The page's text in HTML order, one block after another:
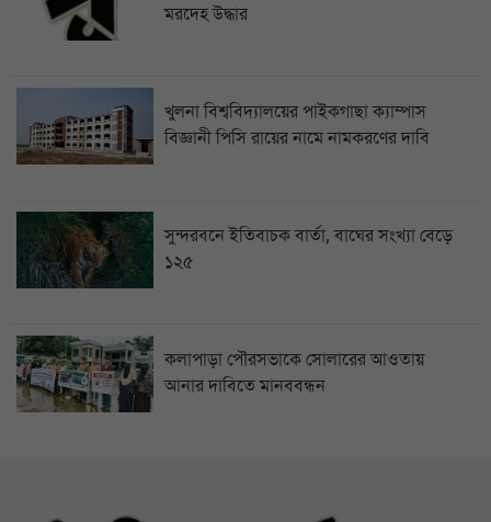
মরদেহ উদ্ধার
খুলনা বিশ্ববিদ্যালয়ের পাইকগাছা ক্যাম্পাস
বিজ্ঞানী পিসি রায়ের নামে নামকরণের দাবি
সুন্দরবনে ইতিবাচক বার্তা, বাঘের সংখ্যা বেড়ে
১২৫
কলাপাড়া পৌরসভাকে সোলারের আওতায়
আনার দাবিতে মানববন্ধন